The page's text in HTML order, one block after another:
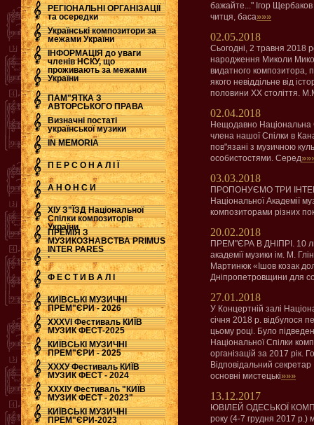
РЕГІОНАЛЬНІ ОРГАНІЗАЦІЇ
та осередки
Українські композитори за
межами України
ІНФОРМАЦІЯ до уваги
членів НСКУ, що
проживають за межами
України
ПАМ"ЯТКА З
АВТОРСЬКОГО ПРАВА
Визначні постаті
української музики
IN MEMORIA
П Е Р С О Н А Л І Ї
А Н О Н С И
ХІУ З"ЇЗД Національної
Спілки композиторів
України
ПРЕМІЯ З
МУЗИКОЗНАВСТВА PRIMUS
INTER PARES
.
Ф Е С Т И В А Л І
КИЇВСЬКІ МУЗИЧНІ
ПРЕМ"ЄРИ - 2026
ХХХVI Фестиваль КИЇВ
МУЗИК ФЕСТ-2025
КИЇВСЬКІ МУЗИЧНІ
ПРЕМ"ЄРИ - 2025
ХХХУ Фестиваль КИЇВ
МУЗИК ФЕСТ - 2024
ХХХІУ Фестиваль "КИЇВ
МУЗИК ФЕСТ - 2023"
КИЇВСЬКІ МУЗИЧНІ
ПРЕМ"ЄРИ-2023
бажайте..." Ігор
читця, баса»»»
02.05.2018
Сьогодні, 2 травня 2018
народження Миколи
видатного композитора,
якого невіддільне від
половини ХХ століття.
02.04.2018
Нещодавно Національна
члена нашої Спілки в
пов"язані з музичною
особистостями. Серед
03.03.2018
ПРОПОНУЄМО ТРИ
Національної Академії
композиторами різних
20.02.2018
ПРЕМ"ЄРА В ДНІПРІ. 10
академії музики ім. М.
Мартинюк «Ішов козак
Дніпропетровщини для
27.01.2018
У Концертній залі
січня 2018 р. відбулося
цьому році. Було
Національної Спілки
організацій за 2017 рік.
Відповідальний
основні мистецькі»»»
13.12.2017
ЮВІЛЕЙ ОДЕСЬКОЇ
року (4-7 грудня 2017 р.)